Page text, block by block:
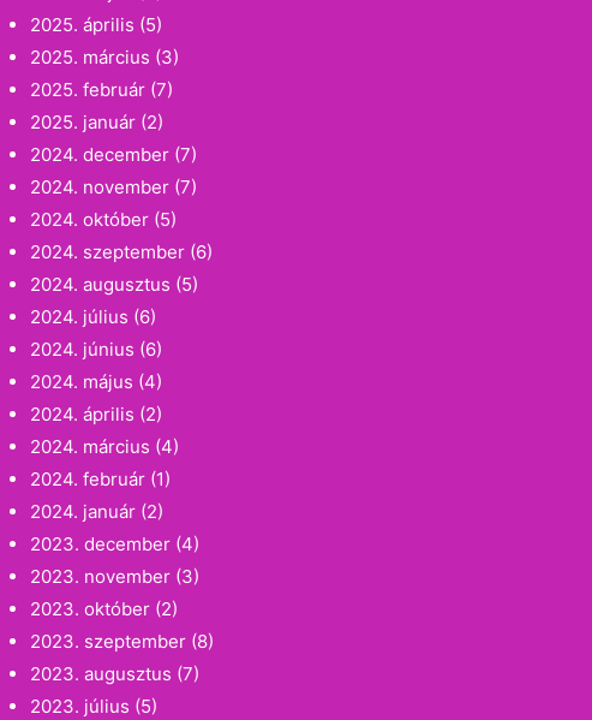
2025. április (5)
2025. március (3)
2025. február (7)
2025. január (2)
2024. december (7)
2024. november (7)
2024. október (5)
2024. szeptember (6)
2024. augusztus (5)
2024. július (6)
2024. június (6)
2024. május (4)
2024. április (2)
2024. március (4)
2024. február (1)
2024. január (2)
2023. december (4)
2023. november (3)
2023. október (2)
2023. szeptember (8)
2023. augusztus (7)
2023. július (5)